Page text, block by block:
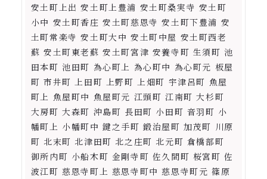
安土町上出 安土町上豊浦 安土町桑実寺 安土町
小中 安土町香庄 安土町慈恩寺 安土町下豊浦 安
土町常楽寺 安土町大中 安土町中屋 安土町西老
蘇 安土町東老蘇 安土町宮津 安養寺町 生須町 池
田本町 池田町 為心町上 為心町中 為心町元 板屋
町 市井町 上田町 上野町 上畑町 宇津呂町 魚屋
町上 魚屋町中 魚屋町元 江頭町 江南町 大杉町
大房町 大森町 沖島町 長田町 小田町 音羽町 小
幡町上 小幡町中 鍵之手町 鍛治屋町 加茂町 川原
町 北末町 北津田町 北之庄町 北元町 倉橋部町
御所内町 小船木町 金剛寺町 佐久間町 桜宮町 佐
波江町 慈恩寺町上 慈恩寺町中 慈恩寺町元 篠原